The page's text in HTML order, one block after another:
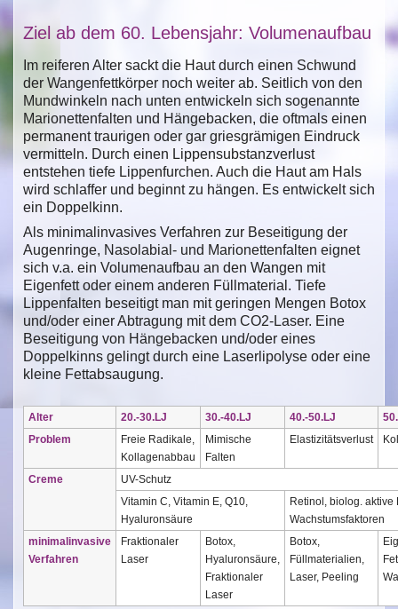
Ziel ab dem 60. Lebensjahr: Volumenaufbau
Im reiferen Alter sackt die Haut durch einen Schwund
der Wangenfettkörper noch weiter ab. Seitlich von den
Mundwinkeln nach unten entwickeln sich sogenannte
Marionettenfalten und Hängebacken, die oftmals einen
permanent traurigen oder gar griesgrämigen Eindruck
vermitteln. Durch einen Lippensubstanzverlust
entstehen tiefe Lippenfurchen. Auch die Haut am Hals
wird schlaffer und beginnt zu hängen. Es entwickelt sich
ein Doppelkinn.
Als minimalinvasives Verfahren zur Beseitigung der
Augenringe, Nasolabial- und Marionettenfalten eignet
sich v.a. ein Volumenaufbau an den Wangen mit
Eigenfett oder einem anderen Füllmaterial. Tiefe
Lippenfalten beseitigt man mit geringen Mengen Botox
und/oder einer Abtragung mit dem CO2-Laser. Eine
Beseitigung von Hängebacken und/oder eines
Doppelkinns gelingt durch eine Laserlipolyse oder eine
kleine Fettabsaugung.
Alter 20.-30.LJ 30.-40.LJ 40.-50.LJ
Problem
Freie Radikale,
Kollagenabbau
Mimische
Falten
Elastizitätsverlust
Creme
UV-Schutz
Vitamin C, Vitamin E, Q10,
Hyaluronsäure
Retinol, biolog. aktive
Wachstumsfaktoren
minimalinvasive
Verfahren
Fraktionaler
Laser
Botox,
Hyaluronsäure,
Fraktionaler
Laser
Botox,
Füllmaterialien,
Laser, Peeling